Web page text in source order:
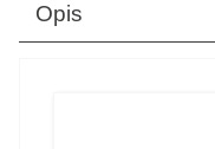
Opis